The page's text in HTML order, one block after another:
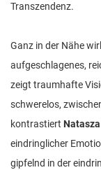
Transzendenz.
Ganz in der Nähe
aufgeschlagenes,
zeigt traumhafte
schwerelos,
kontrastiert
eindringlicher
gipfelnd in der